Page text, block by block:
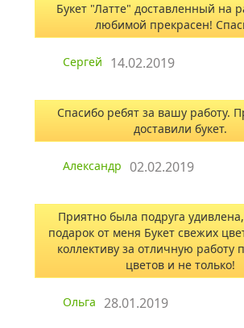
Букет "Латте" доставленный на
любимой прекрасен!
Сергей 14.02.2019
Спасибо ребят за вашу работу.
доставили букет.
Александр 02.02.2019
Приятно была подруга
подарок от меня Букет свежих
коллективу за отличную работу
цветов и не только!
Ольга 28.01.2019